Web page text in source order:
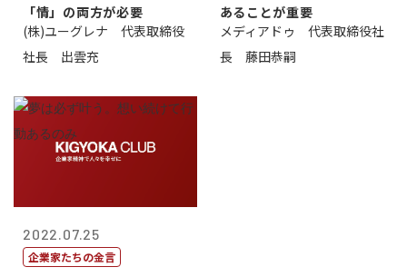
「情」の両方が必要
(株)ユーグレナ 代表取締役
社長 出雲充
あることが重要
メディアドゥ 代表取締役社
長 藤田恭嗣
2022.07.25
企業家たちの金言